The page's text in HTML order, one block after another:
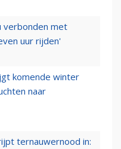
verbonden met
uur rijden'
komende winter
naar
ternauwernood in: